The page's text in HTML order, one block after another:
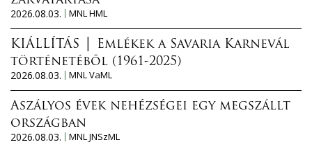
2026.08.03.
MNL HML
KIÁLLÍTÁS │ Emlékek a Savaria Karnevál
történetéből (1961-2025)
2026.08.03.
MNL VaML
Aszályos évek nehézségei egy megszállt
országban
2026.08.03.
MNL JNSzML